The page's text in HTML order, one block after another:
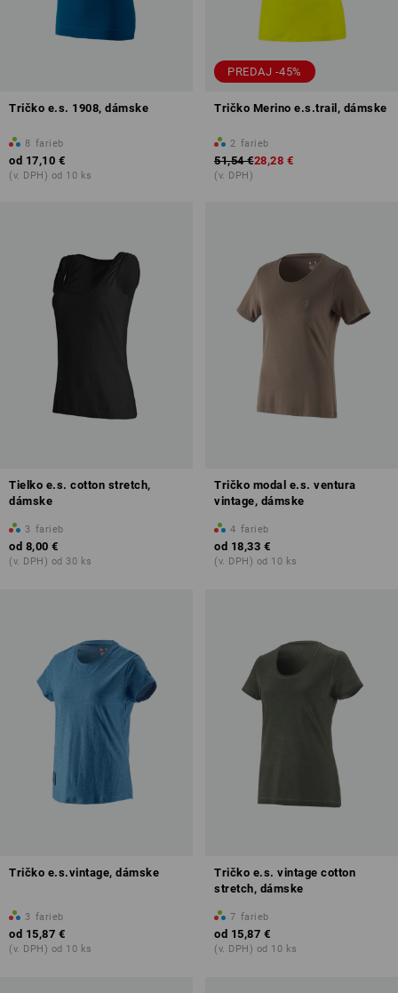
Tričko e.s. 1908, dámske
8 farieb
od 17,10 €
(v. DPH) od 10 ks
PREDAJ -45%
Tričko Merino e.s.trail, dámske
2 farieb
51,54 €28,28 €
(v. DPH)
Tielko e.s. cotton stretch,
dámske
3 farieb
od 8,00 €
(v. DPH) od 30 ks
Tričko modal e.s. ventura
vintage, dámske
4 farieb
od 18,33 €
(v. DPH) od 10 ks
Tričko e.s.vintage, dámske
3 farieb
od 15,87 €
(v. DPH) od 10 ks
Tričko e.s. vintage cotton
stretch, dámske
7 farieb
od 15,87 €
(v. DPH) od 10 ks